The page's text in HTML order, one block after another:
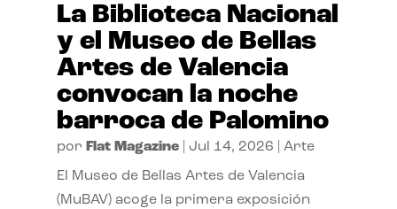
La Biblioteca Nacional
y el Museo de Bellas
Artes de Valencia
convocan la noche
barroca de Palomino
por Flat Magazine| Jul 14, 2026 Arte
El Museo de Bellas Artes de Valencia
(MuBAV) acoge la primera exposición